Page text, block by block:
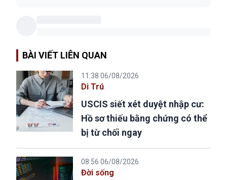
BÀI VIẾT LIÊN QUAN
11:38 06/08/2026
Di Trú
USCIS siết xét duyệt nhập cư:
Hồ sơ thiếu bằng chứng có thể
bị từ chối ngay
08:56 06/08/2026
Đời sống